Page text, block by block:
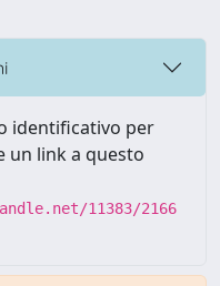
identificativo per
un link a questo
11383/2166